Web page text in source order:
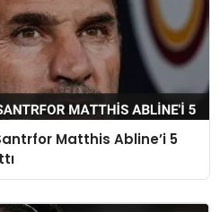
Matthis Abline’i 5